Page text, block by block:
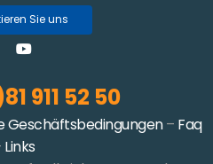
Sie uns
911 52 50
Geschäftsbedingungen– Faq
Links